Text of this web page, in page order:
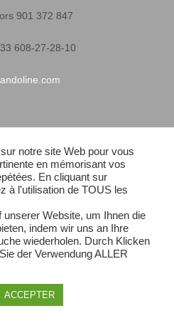
901 372 847
608-27-28-10
matériel
de vente
rapide
du site
notre site Web pour vous
en mémorisant vos
En cliquant sur
à l'utilisation de TOUS les
Website, um Ihnen die
indem wir uns an Ihre
wiederholen. Durch Klicken
der Verwendung ALLER
ACCEPTER